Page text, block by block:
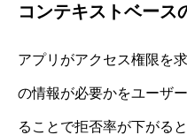
コンテキストベース
アプリがアクセス権限を
の情報が必要かをユーザ
ることで拒否率が下がる